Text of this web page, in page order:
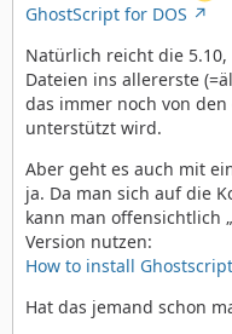
GhostScript for DOS
Natürlich reicht die 5.10,
Dateien ins allererste
das immer noch von
unterstützt wird.
Aber geht es auch mit
ja. Da man sich auf die
kann man offensichtlich
Version nutzen:
How to install Ghostscript
Hat das jemand schon